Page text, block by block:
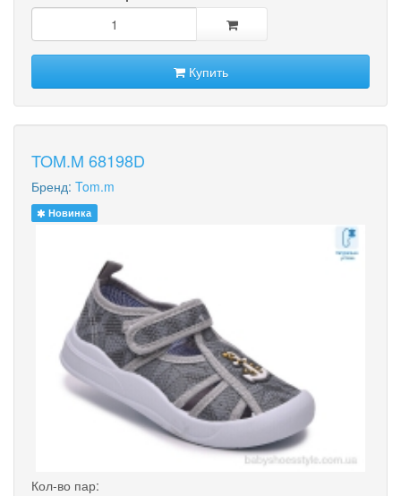
Купить
TOM.M 68198D
Бренд: Tom.m
Новинка
Кол-во пар: